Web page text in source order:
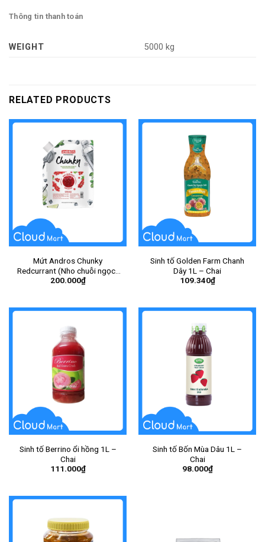
Thông tin thanh toán
WEIGHT 5000 kg
RELATED PRODUCTS
Mứt Andros Chunky
Redcurrant (Nho chuỗi ngọc)
1Kg – Gói
200.000₫
Sinh tố Golden Farm Chanh
Dây 1L – Chai
109.340₫
Sinh tố Berrino ổi hồng 1L –
Chai
111.000₫
Sinh tố Bốn Mùa Dâu 1L –
Chai
98.000₫